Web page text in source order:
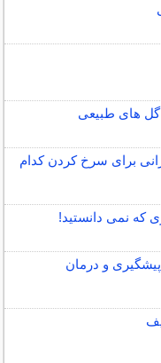
گل های طبیعی
برای سرخ کردن کدام
و درمان